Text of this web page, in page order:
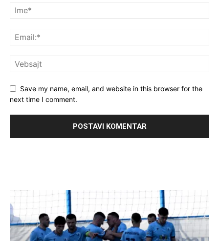
Save my name, email, and website in this browser for the
next time I comment.